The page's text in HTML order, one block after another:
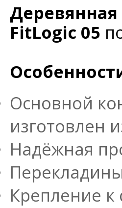
FitLogic 05
Основной
изготовлен
Надёжная
Крепление к